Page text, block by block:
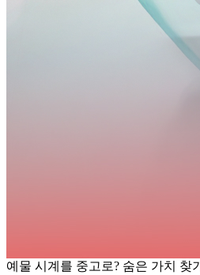
예물 시계를 중고로? 숨은 가치 찾기